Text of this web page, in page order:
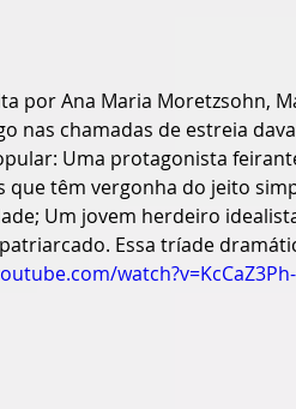
por Ana Maria Moretzsohn,
nas chamadas de estreia
Uma protagonista
que têm vergonha do jeito
Um jovem herdeiro
Essa tríade